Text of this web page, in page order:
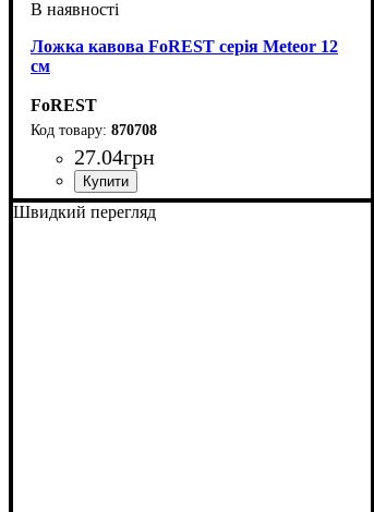
Ложка кавова FoREST серія Meteor 12
см
FoREST
870708
27.04грн
Швидкий перегляд